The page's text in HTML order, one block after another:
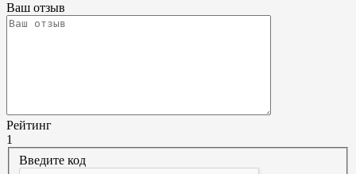
Ваш отзыв
Рейтинг
1
Введите код